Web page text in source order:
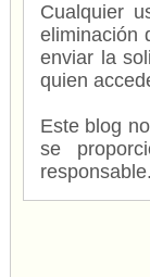
Cualquier
eliminación
enviar la
quien
Este blog
se